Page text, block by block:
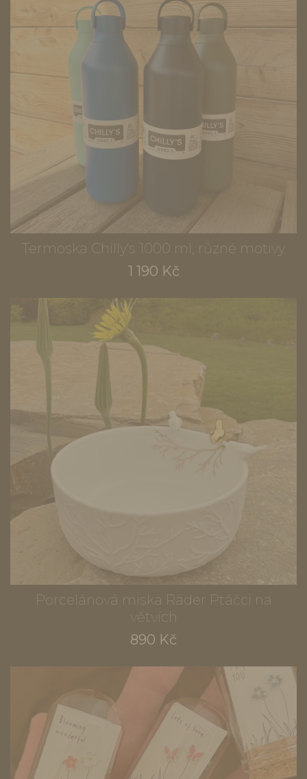
Termoska Chilly's 1000 ml, různé motivy
1 190 Kč
Porcelánová miska Räder Ptáčci na
větvích
890 Kč